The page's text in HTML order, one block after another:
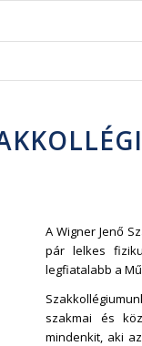
A Wigner Jenő
pár lelkes
legfiatalabb a
szakmai és
mindenkit, aki